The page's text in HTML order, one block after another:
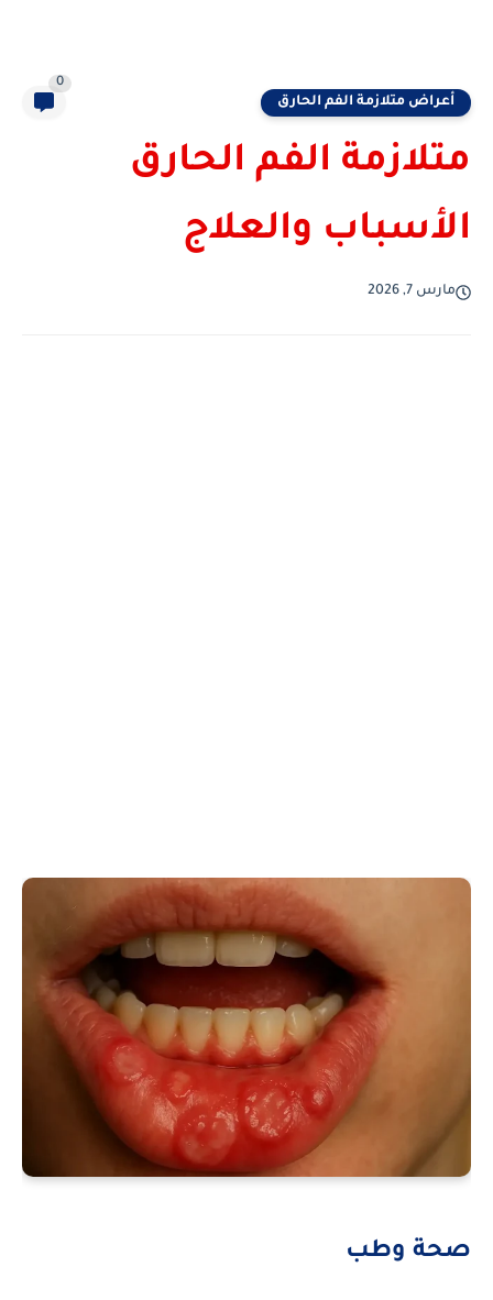
أعراض متلازمة الفم الحارق
0
متلازمة الفم الحارق
الأسباب والعلاج
مارس 7, 2026
صحة وطب